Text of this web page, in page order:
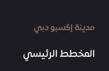
مدينة إكسبو دبي
المخطط الرئيسي